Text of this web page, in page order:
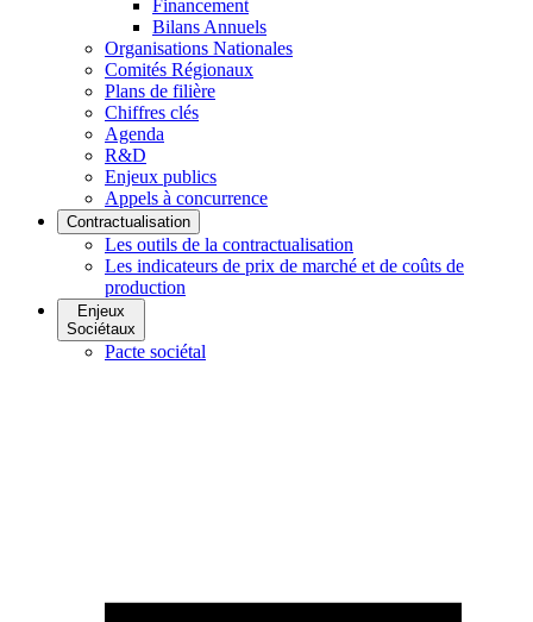
Financement
Bilans Annuels
Organisations Nationales
Comités Régionaux
Plans de filière
Chiffres clés
Agenda
R&D
Enjeux publics
Appels à concurrence
Contractualisation
Les outils de la contractualisation
Les indicateurs de prix de marché et de coûts de
production
Enjeux
Sociétaux
Pacte sociétal